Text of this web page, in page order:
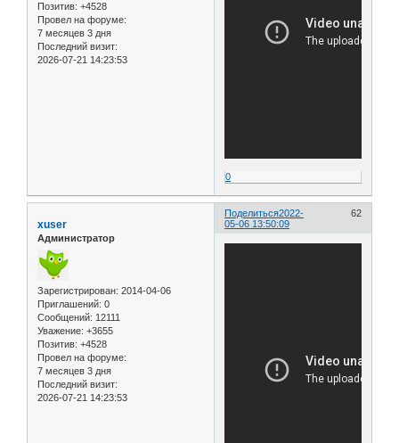
Позитив: +4528
Провел на форуме:
7 месяцев 3 дня
Последний визит:
2026-07-21 14:23:53
0
Поделиться 62
2022-
05-06 13:50:09
xuser
Администратор
Зарегистрирован: 2014-04-06
Приглашений: 0
Сообщений: 12111
Уважение: +3655
Позитив: +4528
Провел на форуме:
7 месяцев 3 дня
Последний визит:
2026-07-21 14:23:53